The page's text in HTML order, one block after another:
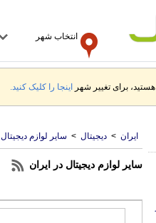
انتخاب شهر
هستید، برای تغییر شهر اینجا را کلیک کنید.
ایران > دیجیتال > سایر لوازم دیجیتال
سایر لوازم دیجیتال در ایران